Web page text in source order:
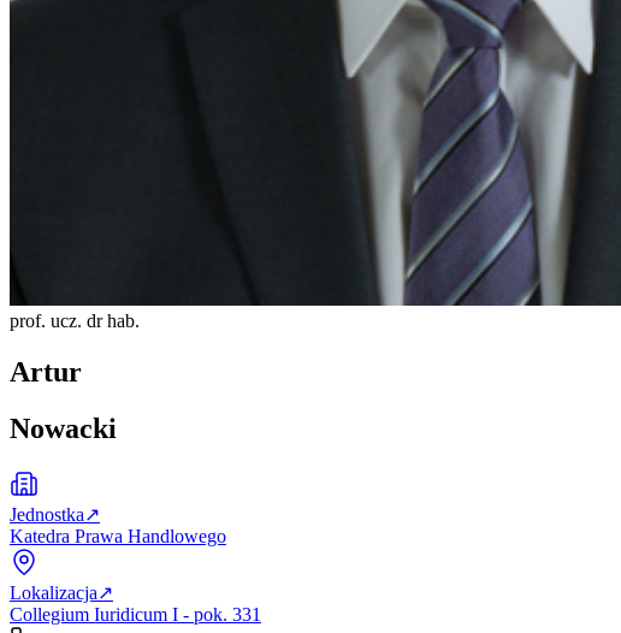
prof. ucz. dr hab.
Artur
Nowacki
Jednostka↗
Katedra Prawa Handlowego
Lokalizacja↗
Collegium Iuridicum I - pok. 331